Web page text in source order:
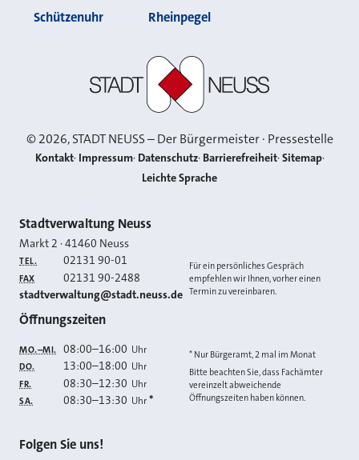
Schützenuhr Rheinpegel
©2026, STADT NEUSS – Der Bürgermeister · Pressestelle
Kontakt Impressum Datenschutz Barrierefreiheit Sitemap
Leichte Sprache
Kontakt
Stadtverwaltung Neuss
Markt 2 ·41460 Neuss
TEL. 02131 90-01
FAX 02131 90-2488
E-MAIL
stadtverwaltung@stadt.neuss.de
Für ein persönliches Gespräch
empfehlen wir Ihnen, vorher einen
Termin zu vereinbaren.
Öffnungszeiten
MO.–MI. 08:00–16:00 Uhr
DO. 13:00–18:00 Uhr
FR. 08:30–12:30 Uhr
SA. 08:30–13:30 Uhr *
* Nur Bürgeramt, 2 mal im Monat
Bitte beachten Sie, dass Fachämter
vereinzelt abweichende
Öffnungszeiten haben können.
Folgen Sie uns!